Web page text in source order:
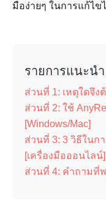
มือง่ายๆ ในการแก้ไ
รายการแนะนำ
ส่วนที่ 1: เหตุใดจึ
ส่วนที่ 2: ใช้
[Windows/Mac]
ส่วนที่ 3: 3 วิธีในก
[เครื่องมือออนไลน์]
ส่วนที่ 4: คำถามที่